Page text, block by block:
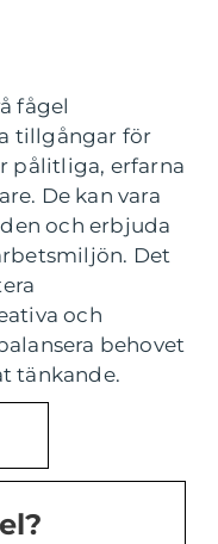
fågel
tillgångar för
pålitliga, erfarna
De kan vara
och erbjuda
Det
och
behovet
tänkande.